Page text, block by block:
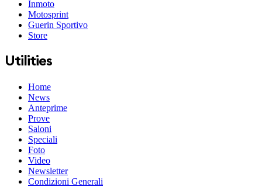
Inmoto
Motosprint
Guerin Sportivo
Store
Utilities
Home
News
Anteprime
Prove
Saloni
Speciali
Foto
Video
Newsletter
Condizioni Generali